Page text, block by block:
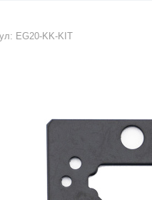
EG20-KK-KIT